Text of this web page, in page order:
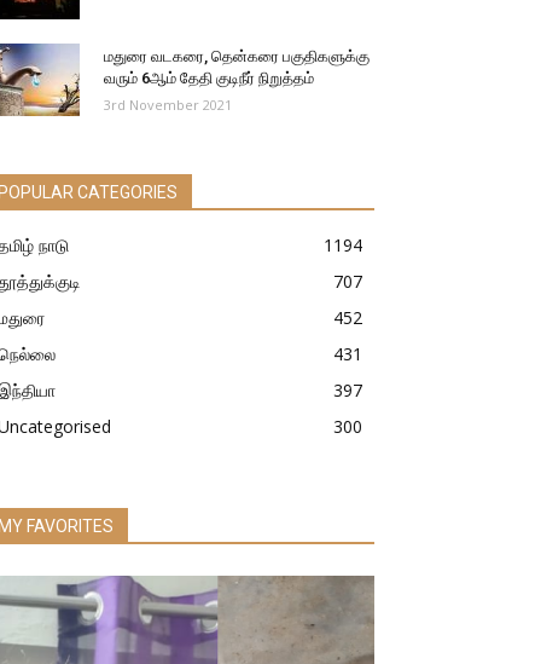
மதுரை வடகரை, தென்கரை பகுதிகளுக்கு
வரும் 6ஆம் தேதி குடிநீர் நிறுத்தம்
3rd November 2021
POPULAR CATEGORIES
நாடு
1194
707
452
431
397
300
MY FAVORITES